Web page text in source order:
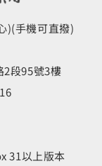
)(手機可直撥)
2段95號3樓
31以上版本